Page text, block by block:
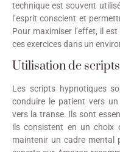
technique est souvent
l’esprit conscient et
Pour maximiser l’effet, il
ces exercices dans un
Utilisation de
Les scripts hypnotiques
conduire le patient vers
vers la transe. Ils sont
ils consistent en un choix
maintenir un cadre mental